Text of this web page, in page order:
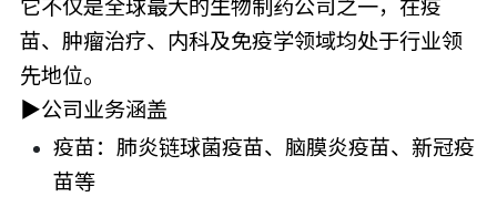
它不仅是全球最大的生物制药公司之一，在疫
苗、肿瘤治疗、内科及免疫学领域均处于行业领
先地位。
▶公司业务涵盖
疫苗：肺炎链球菌疫苗、脑膜炎疫苗、新冠疫
苗等